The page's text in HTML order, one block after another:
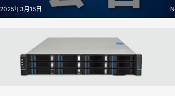
2025年3月15日